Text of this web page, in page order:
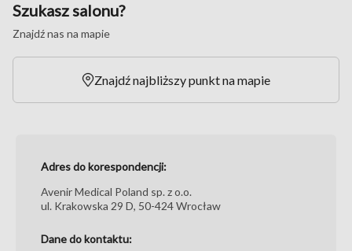
Szukasz salonu?
Znajdź nas na mapie
Znajdź najbliższy punkt na mapie
Adres do korespondencji:
Avenir Medical Poland sp. z o.o.
ul. Krakowska 29 D, 50-424 Wrocław
Dane do kontaktu: